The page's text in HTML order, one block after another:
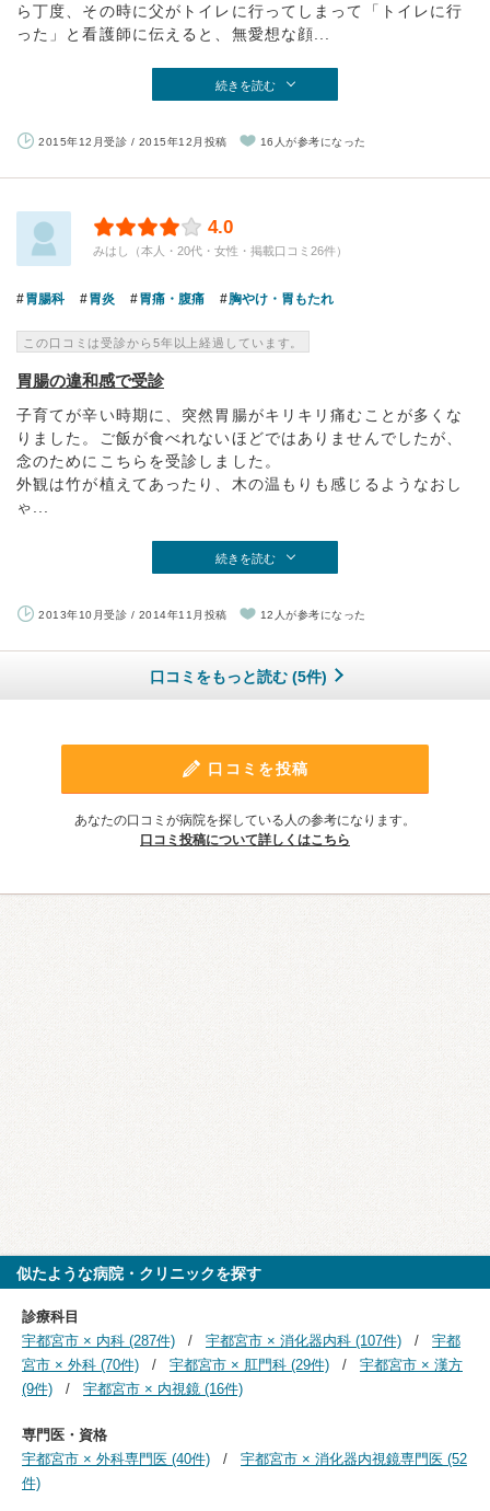
ら丁度、その時に父がトイレに行ってしまって「トイレに行
った」と看護師に伝えると、無愛想な顔...
続きを読む
2015年12月受診 / 2015年12月投稿 16人が参考になった
4.0
みはし（本人・20代・女性・掲載口コミ26件）
胃腸科 胃炎 胃痛・腹痛 胸やけ・胃もたれ
この口コミは受診から5年以上経過しています。
胃腸の違和感で受診
子育てが辛い時期に、突然胃腸がキリキリ痛むことが多くな
りました。ご飯が食べれないほどではありませんでしたが、
念のためにこちらを受診しました。
外観は竹が植えてあったり、木の温もりも感じるようなおし
ゃ...
続きを読む
2013年10月受診 / 2014年11月投稿 12人が参考になった
口コミをもっと読む (5件)
口コミを投稿
あなたの口コミが病院を探している人の参考になります。
口コミ投稿について詳しくはこちら
似たような病院・クリニックを探す
診療科目
宇都宮市 × 内科 (287件)
宇都宮市 × 消化器内科 (107件)
宇都
宮市 × 外科 (70件)
宇都宮市 × 肛門科 (29件)
宇都宮市 × 漢方
(9件)
宇都宮市 × 内視鏡 (16件)
専門医・資格
宇都宮市 × 外科専門医 (40件)
宇都宮市 × 消化器内視鏡専門医 (52
件)